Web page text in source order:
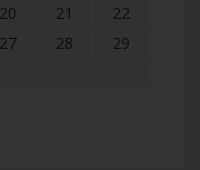
20 21
22
27 28
29